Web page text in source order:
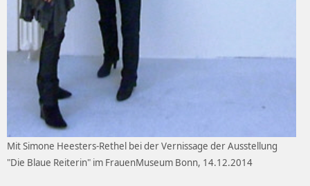
Mit Simone Heesters-Rethel bei der Vernissage der Ausstellung
"Die Blaue Reiterin" im FrauenMuseum Bonn, 14.12.2014